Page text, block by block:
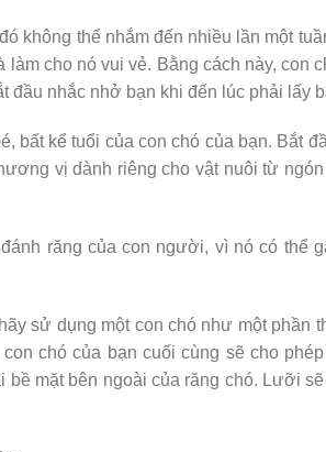
không thể nhắm đến nhiều lần một
làm cho nó vui vẻ. Bằng cách này, con
đầu nhắc nhở bạn khi đến lúc phải lấy
bất kể tuổi của con chó của bạn. Bắt
vị dành riêng cho vật nuôi từ
răng của con người, vì nó có thể
sử dụng một con chó như một phần
chó của bạn cuối cùng sẽ cho
bề mặt bên ngoài của răng chó. Lưỡi